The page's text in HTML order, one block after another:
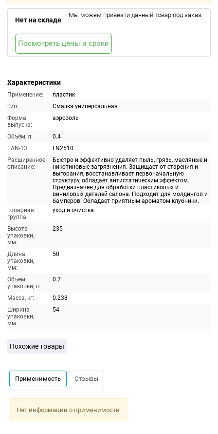
Характеристики
Применение:
пластик
Тип:
Смазка универсальная
Форма
выпуска:
аэрозоль
Объём, л:
0.4
EAN-13:
LN2510
Расширенное
описание:
Быстро и эффективно удаляет пыль, грязь, масляные и
никотиновые загрязнения. Защищает от старения и
выгорания, восстанавливает первоначальную
структуру, обладает антистатическим эффектом.
Предназначен для обработки пластиковых и
виниловых деталей салона. Подходит для молдингов и
бамперов. Обладает приятным ароматом клубники.
Товарная
группа:
уход и очистка
Высота
упаковки,
мм:
235
Длина
упаковки,
мм:
50
Объем
упаковки, л:
0.7
Масса, кг:
0.238
Ширина
упаковки,
мм:
54
Нет на складе
Мы можем привезти данный товар под заказ.
Посмотреть цены и сроки
Похожие товары
Применимость Отзывы
Нет информации о применимости